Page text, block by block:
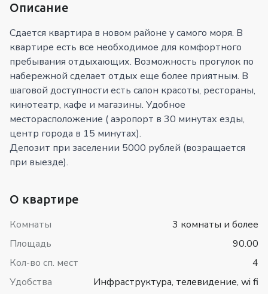
Описание
Сдается квартира в новом районе у самого моря. В
квартире есть все необходимое для комфортного
пребывания отдыхающих. Возможность прогулок по
набережной сделает отдых еще более приятным. В
шаговой доступности есть салон красоты, рестораны,
кинотеатр, кафе и магазины. Удобное
месторасположение ( аэропорт в 30 минутах езды,
центр города в 15 минутах).
Депозит при заселении 5000 рублей (возращается
при выезде).
О квартире
Комнаты
3 комнаты и более
Площадь
90.00
Кол-во сп. мест
4
Удобства
Инфраструктура, телевидение, wi fi